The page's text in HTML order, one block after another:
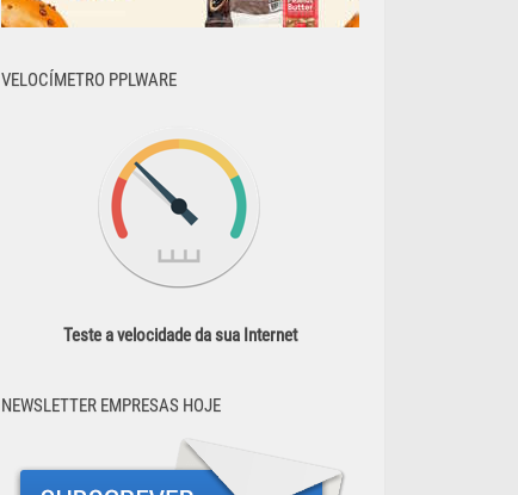
VELOCÍMETRO PPLWARE
Teste a velocidade da sua Internet
NEWSLETTER EMPRESAS HOJE